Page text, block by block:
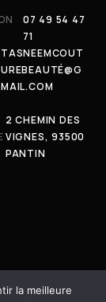
07 49 54 47
71
TASNEEMCOUT
UREBEAUTÉ@G
MAIL.COM
2 CHEMIN DES
VIGNES, 93500
PANTIN
la meilleure